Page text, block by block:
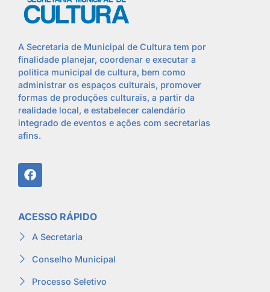
A Secretaria de Municipal de Cultura tem por
finalidade planejar, coordenar e executar a
política municipal de cultura, bem como
administrar os espaços culturais, promover
formas de produções culturais, a partir da
realidade local, e estabelecer calendário
integrado de eventos e ações com secretarias
afins.
ACESSO RÁPIDO
A Secretaria
Conselho Municipal
Processo Seletivo